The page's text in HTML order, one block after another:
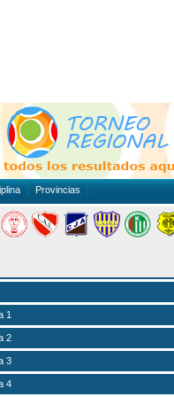
Provincias
1
2
3
4